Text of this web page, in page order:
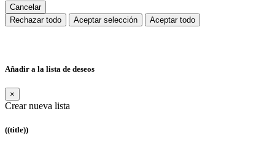
Cancelar
Rechazar todo
Aceptar selección Aceptar todo
Añadir a la lista de deseos
×
Crear nueva lista
((title))